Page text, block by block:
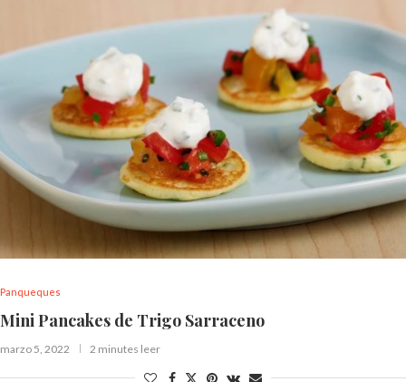
Panqueques
Mini Pancakes de Trigo Sarraceno
marzo 5, 2022 2 minutes leer